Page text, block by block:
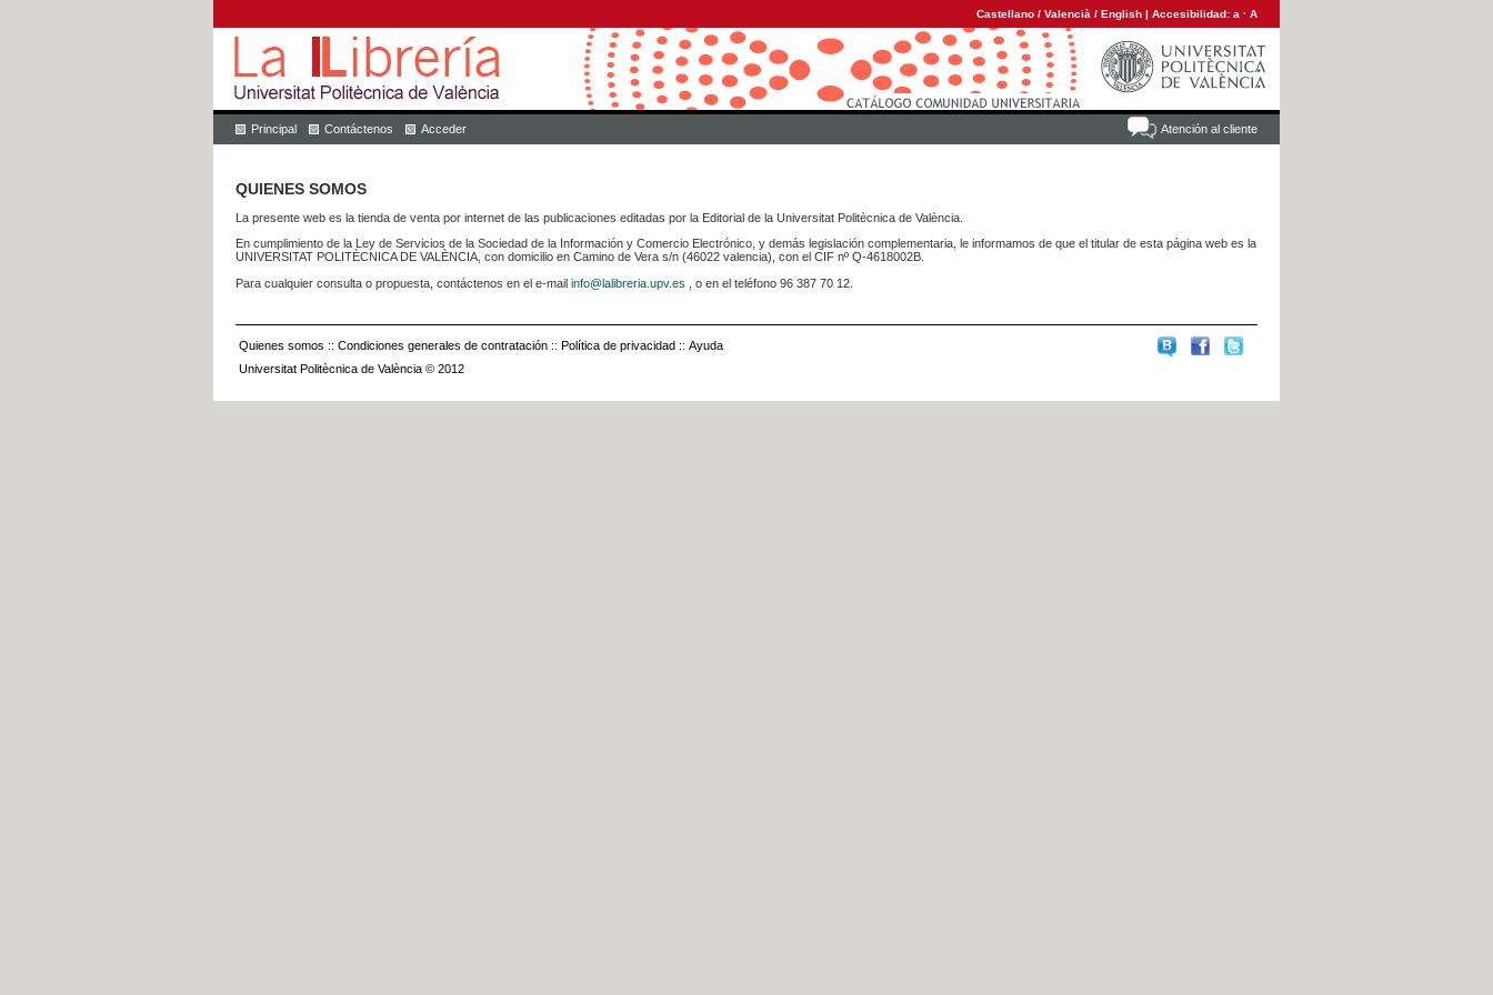
Castellano / Valencià / English | Accesibilidad: a · A
Atención al cliente
Principal Contáctenos Acceder
QUIENES SOMOS
La presente web es la tienda de venta por internet de las publicaciones editadas por la Editorial de la Universitat Politècnica de València.
En cumplimiento de la Ley de Servicios de la Sociedad de la Información y Comercio Electrónico, y demás legislación complementaria, le informamos de que el titular de esta página web es la
UNIVERSITAT POLITÈCNICA DE VALÈNCIA, con domicilio en Camino de Vera s/n (46022 valencia), con el CIF nº Q-4618002B.
Para cualquier consulta o propuesta, contáctenos en el e-mail info@lalibreria.upv.es , o en el teléfono 96 387 70 12.
Quienes somos :: Condiciones generales de contratación :: Política de privacidad :: Ayuda
Universitat Politècnica de València © 2012